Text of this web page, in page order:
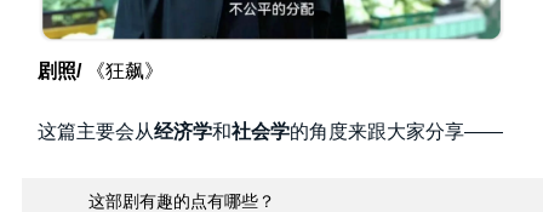
剧照/ 《狂飙》
这篇主要会从经济学和社会学的角度来跟大家分享——
这部剧有趣的点有哪些？